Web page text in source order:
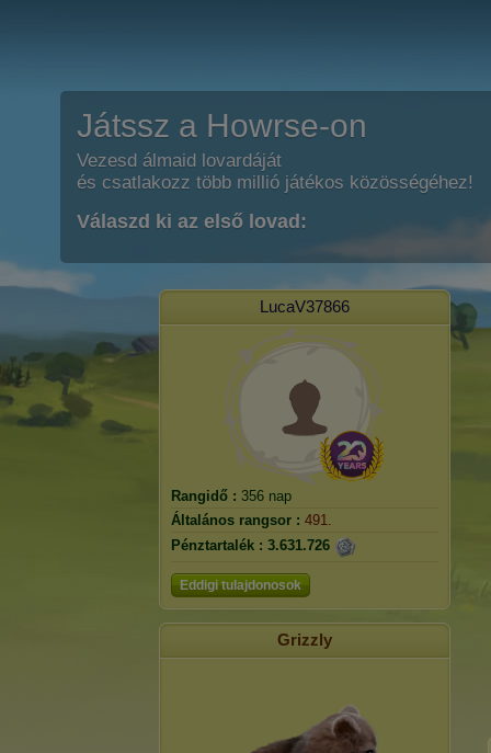
Játssz a Howrse-on
Vezesd álmaid lovardáját
és csatlakozz több millió játékos közösségéhez!
Válaszd ki az első lovad:
LucaV37866
Rangidő : 356 nap
Általános rangsor : 491.
Pénztartalék : 3.631.726
Eddigi tulajdonosok
Grizzly